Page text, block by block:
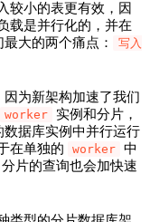
较小的表更有效，因
载是并行化的，并在
大的两个痛点：
写入
为新架构加速了我们
worker 实例和分片，
据库实例中并行运行
在单独的
worker 中
分片的查询也会加快速